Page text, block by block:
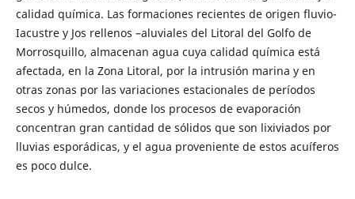
calidad química. Las formaciones recientes de origen fluvio-
Iacustre y Jos rellenos –aluviales del Litoral del Golfo de
Morrosquillo, almacenan agua cuya calidad química está
afectada, en la Zona Litoral, por la intrusión marina y en
otras zonas por las variaciones estacionales de períodos
secos y húmedos, donde los procesos de evaporación
concentran gran cantidad de sólidos que son lixiviados por
lluvias esporádicas, y el agua proveniente de estos acuíferos
es poco dulce.